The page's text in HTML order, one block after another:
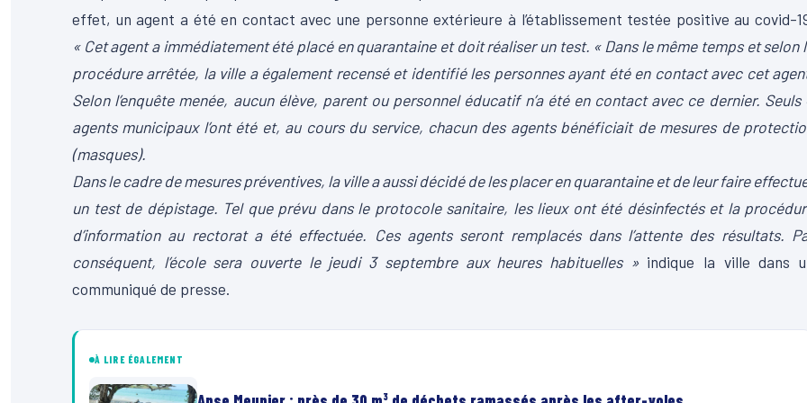
effet, un agent a été en contact avec une personne extérieure à l’établissement testée positive au covid-
« Cet agent a immédiatement été placé en quarantaine et doit réaliser un test. « Dans le même temps et selon
procédure arrêtée, la ville a également recensé et identifié les personnes ayant été en contact avec cet
Selon l’enquête menée, aucun élève, parent ou personnel éducatif n’a été en contact avec ce dernier. Seuls
agents municipaux l’ont été et, au cours du service, chacun des agents bénéficiait de mesures de
(masques).
Dans le cadre de mesures préventives, la ville a aussi décidé de les placer en quarantaine et de leur faire
un test de dépistage. Tel que prévu dans le protocole sanitaire, les lieux ont été désinfectés et la
d’information au rectorat a été effectuée. Ces agents seront remplacés dans l’attente des résultats.
conséquent, l’école sera ouverte le jeudi 3 septembre aux heures habituelles »indique la ville dans
communiqué de presse.
À LIRE ÉGALEMENT